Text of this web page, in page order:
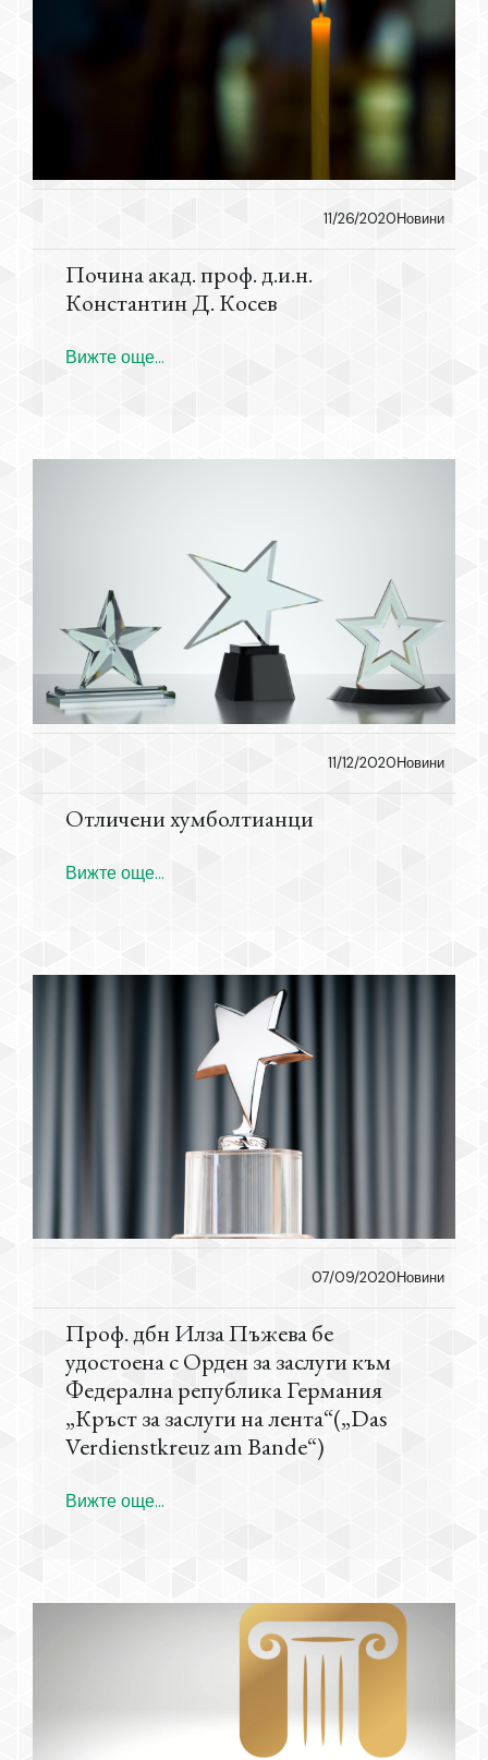
11/26/2020Новини
Почина акад. проф. д.и.н.
Константин Д. Косев
Вижте още...
11/12/2020Новини
Отличени хумболтианци
Вижте още...
07/09/2020Новини
Проф. дбн Илза Пъжева бе
удостоена с Орден за заслуги към
Федерална република Германия
„Кръст за заслуги на лента“(„Das
Verdienstkreuz am Bande“)
Вижте още...